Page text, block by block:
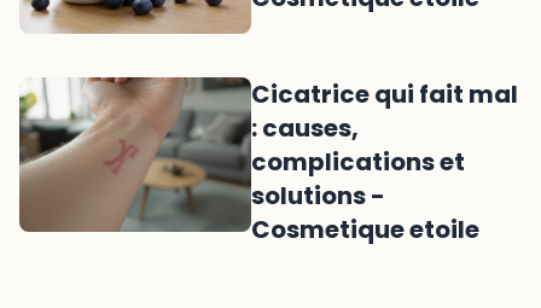
Cicatrice qui fait mal
: causes,
complications et
solutions -
Cosmetique etoile